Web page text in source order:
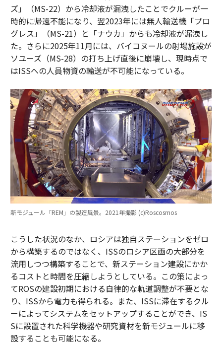
ズ」（MS-22）から冷却液が漏洩したことでクルーが一
時的に帰還不能になり、翌2023年には無人輸送機「プロ
グレス」（MS-21）と「ナウカ」からも冷却液が漏洩し
た。さらに2025年11月には、バイコヌールの射場施設が
ソユーズ（MS-28）の打ち上げ直後に崩壊し、現時点で
はISSへの人員物資の輸送が不可能になっている。
新モジュール「REM」の製造風景。2021年撮影 (c)Roscosmos
こうした状況のなか、ロシアは独自ステーションをゼロ
から構築するのではなく、ISSのロシア区画の大部分を
流用しつつ構築することで、新ステーション建設にかか
るコストと時間を圧縮しようとしている。この策によっ
てROSの建設初期における自律的な軌道調整が不要とな
り、ISSから電力も得られる。また、ISSに滞在するクル
ーによってシステムをセットアップすることができ、IS
Sに設置された科学機器や研究資材を新モジュールに移
設することも可能になる。